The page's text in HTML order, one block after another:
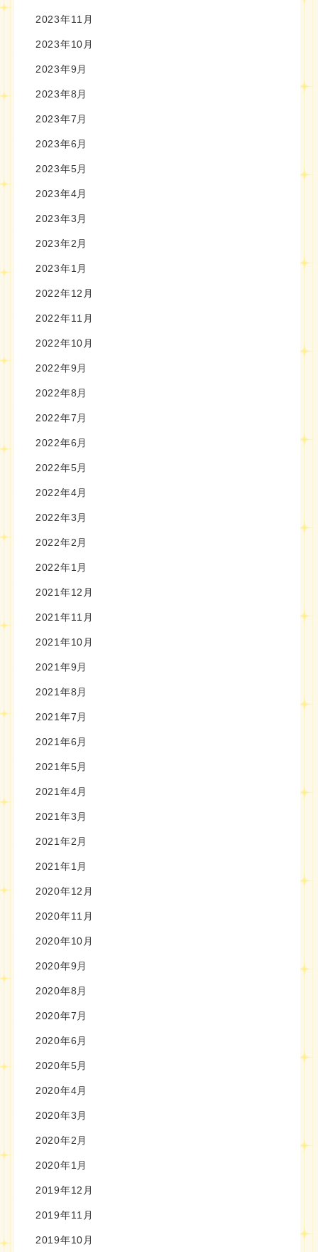
2023年11月
2023年10月
2023年9月
2023年8月
2023年7月
2023年6月
2023年5月
2023年4月
2023年3月
2023年2月
2023年1月
2022年12月
2022年11月
2022年10月
2022年9月
2022年8月
2022年7月
2022年6月
2022年5月
2022年4月
2022年3月
2022年2月
2022年1月
2021年12月
2021年11月
2021年10月
2021年9月
2021年8月
2021年7月
2021年6月
2021年5月
2021年4月
2021年3月
2021年2月
2021年1月
2020年12月
2020年11月
2020年10月
2020年9月
2020年8月
2020年7月
2020年6月
2020年5月
2020年4月
2020年3月
2020年2月
2020年1月
2019年12月
2019年11月
2019年10月